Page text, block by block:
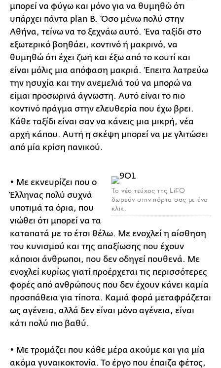
μπορεί να φύγω και μόνο για να θυμηθώ ότι
υπάρχει πάντα plan Β. Όσο μένω πολύ στην
Αθήνα, τείνω να το ξεχνάω αυτό. Ένα ταξίδι στο
εξωτερικό βοηθάει, κοντινό ή μακρινό, να
θυμηθώ ότι έχει ζωή και έξω από το κουτί και
είναι μόλις μια απόφαση μακριά. Έπειτα λατρεύω
την ησυχία και την ανεμελιά τού να μπορώ να
είμαι προσωρινά άγνωστη. Αυτό είναι το πιο
κοντινό πράγμα στην ελευθερία που έχω βρει.
Κάθε ταξίδι είναι σαν να κάνεις μια μικρή, νέα
αρχή κάπου. Αυτή η σκέψη μπορεί να με γλιτώσει
από μία κρίση πανικού.
Το νέο τεύχος της LiFO
δωρεάν στην πόρτα σας με ένα
κλικ.
• Με εκνευρίζει που ο
Έλληνας πολύ συχνά
υποτιμά τα όρια, που
νιώθει ότι μπορεί να τα
καταπατά με το έτσι θέλω. Με ενοχλεί η αίσθηση
του κυνισμού και της απαξίωσης που έχουν
κάποιοι άνθρωποι, που δεν οδηγεί πουθενά. Με
ενοχλεί κυρίως γιατί προέρχεται τις περισσότερες
φορές από ανθρώπους που δεν έχουν κάνει καμία
προσπάθεια για τίποτα. Καμιά φορά μεταφράζεται
ως αγένεια, αλλά δεν είναι μόνο αγένεια, είναι
κάτι πολύ πιο βαθύ.
• Με τρομάζει που κάθε μέρα ακούμε και για μία
ακόμα γυναικοκτονία. Το έργο που έπαιζα φέτος,